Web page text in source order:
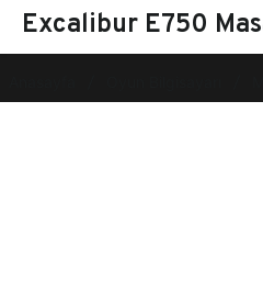
Excalibur E750